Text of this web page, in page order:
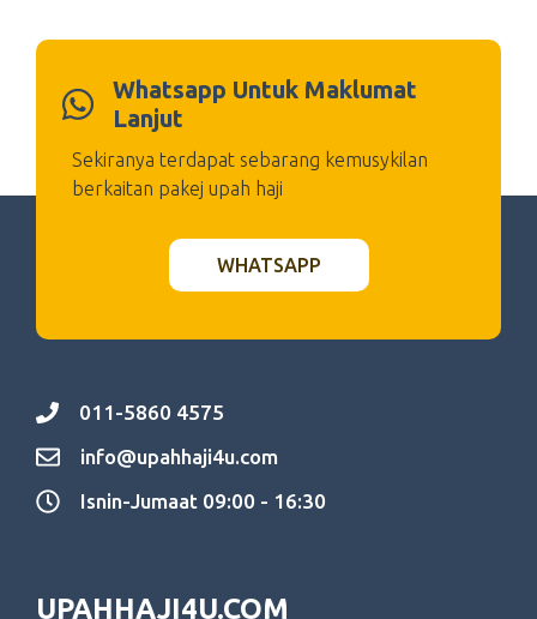
Whatsapp Untuk Maklumat
Lanjut
Sekiranya terdapat sebarang kemusykilan
berkaitan pakej upah haji
WHATSAPP
011-5860 4575
info@upahhaji4u.com
Isnin-Jumaat 09:00 - 16:30
UPAHHAJI4U.COM